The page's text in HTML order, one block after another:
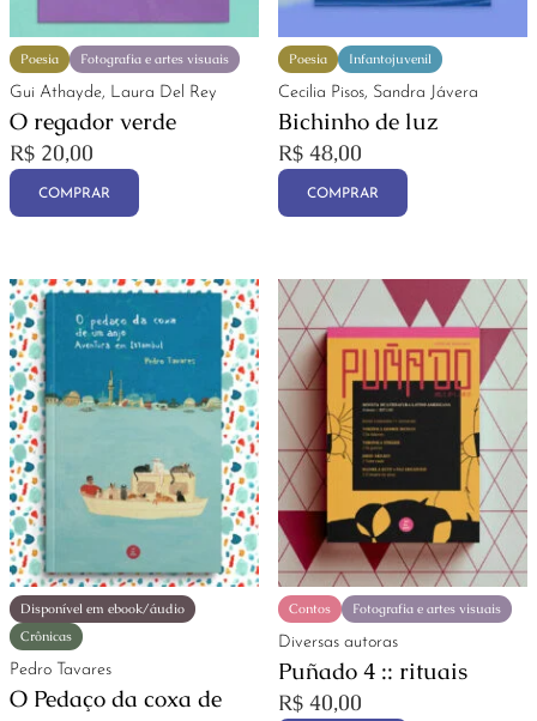
Fotografia e artes visuais
Poesia
Gui Athayde, Laura Del Rey
O regador verde
R$ 20,00
COMPRAR
Infantojuvenil
Poesia
Cecilia Pisos, Sandra Jávera
Bichinho de luz
R$ 48,00
COMPRAR
Crônicas
Disponível em ebook/áudio
Pedro Tavares
O Pedaço da coxa de
Contos Fotografia e artes visuais
Diversas autoras
Puñado 4 :: rituais
R$ 40,00